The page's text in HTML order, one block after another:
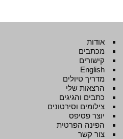
אודות
מכתבים
קישורים
English
מדריך טיולים
הרצאות שלי
כתבים והגיגים
צילומים וסירטונים
יוצר פסיפס
הפינה הפרטית
צור קשר